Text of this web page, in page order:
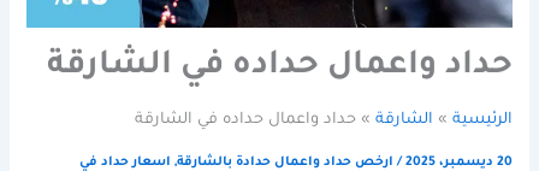
حداد واعمال حداده في الشارقة
الرئيسية الشارقة حداد واعمال حداده في الشارقة
20 ديسمبر، 2025 / ارخص حداد واعمال حدادة بالشارقة, اسعار حداد في